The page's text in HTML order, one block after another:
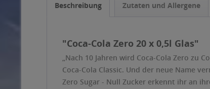
Beschreibung Zutaten und Allergene
"Coca-Cola Zero 20 x 0,5l Glas"
„Nach 10 Jahren wird Coca-Cola Zero zu
Coca-Cola Classic. Und der neue Name
Zero Sugar - Null Zucker erkennt ihr an